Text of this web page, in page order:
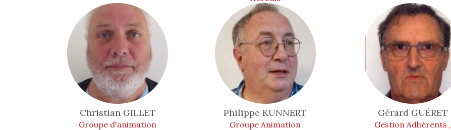
Christian GILLET
Groupe d'animation
PhilippeKUNNERT
Groupe Animation
Gérard GUÉRET
Gestion Adhérents ,